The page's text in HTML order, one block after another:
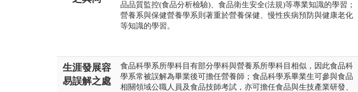
品品質監控(食品分析檢驗)、食品衛生安全(法規)等專業知識的學習；
營養系與保健營養學系則著重於營養保健、慢性疾病預防與健康老化
等知識的學習。
生涯發展容
易誤解之處
食品科學系所學科目有部分學科與營養系所學科目相似，因此食品科
學系常被誤解為畢業後可擔任營養師；食品科學系畢業生可參與食品
相關領域公職人員及食品技師考試，亦可擔任食品與生技產業研發、